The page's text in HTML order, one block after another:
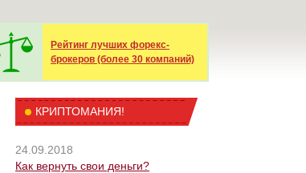
Рейтинг лучших форекс-
брокеров (более 30 компаний)
КРИПТОМАНИЯ!
24.09.2018
Как вернуть свои деньги?